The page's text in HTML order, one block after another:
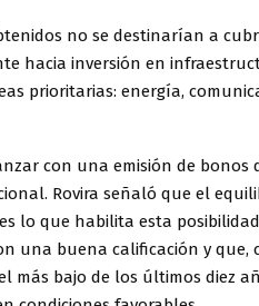
no se destinarían a
hacia inversión en
prioritarias: energía,
con una emisión de bonos
Rovira señaló que el
lo que habilita esta
una buena calificación y que,
más bajo de los últimos diez